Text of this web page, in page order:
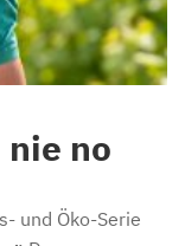
nie no
und Öko-Serie